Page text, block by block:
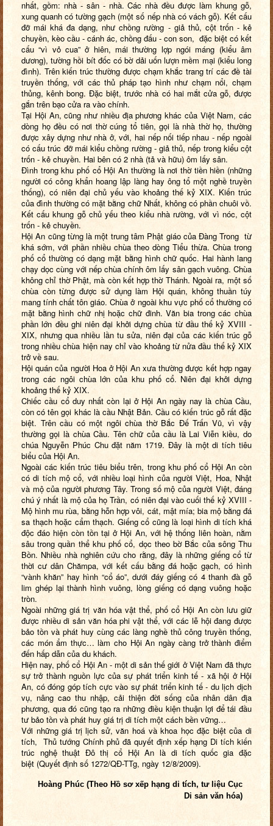
nhất, gồm: nhà - sân - nhà. Các nhà đều được làm khung gỗ,
xung quanh có tường gạch (một số nếp nhà có vách gỗ). Kết cấu
đỡ mái khá đa dạng, như chồng rường - giả thủ, cột trốn - kẻ
chuyền, kèo cầu - cánh ác, chồng đấu - con son, đặc biệt có kết
cấu “vì vỏ cua” ở hiên, mái thường lợp ngói máng (kiểu âm
dương), tường hồi bít đốc có bờ dải uốn lượn mềm mại (kiểu long
đình). Trên kiến trúc thường được chạm khắc trang trí các đề tài
truyền thống, với các thủ pháp tạo hình như chạm nổi, chạm
thủng, kênh bong. Đặc biệt, trước nhà có hai mắt cửa gỗ, được
gắn trên bạo cửa ra vào chính.
Tại Hội An, cũng như nhiều địa phương khác của Việt Nam, các
dòng họ đều có nơi thờ cúng tổ tiên, gọi là nhà thờ họ, thường
được xây dựng như nhà ở, với, hai nếp nối tiếp nhau - nếp ngoài
có cấu trúc đỡ mái kiểu chồng rường - giả thủ, nếp trong kiểu cột
trốn - kẻ chuyền. Hai bên có 2 nhà (tả và hữu) ôm lấy sân.
Đình trong khu phố cổ Hội An thường là nơi thờ tiền hiền (những
người có công khẩn hoang lập làng hay ông tổ một nghề truyền
thống), có niên đại chủ yếu vào khoảng thế kỷ XIX. Kiến trúc
của đình thường có mặt bằng chữ Nhất, không có phần chuôi vồ.
Kết cấu khung gỗ chủ yếu theo kiểu nhà rường, với vì nóc, cột
trốn - kẻ chuyền.
Hội An cũng từng là một trung tâm Phật giáo của Đàng Trong từ
khásớm, với phần nhiều chùa theo dòng Tiểu thừa. Chùa trong
phố cổ thường có dạng mặt bằng hình chữ quốc. Hai hành lang
chạy dọc cùng với nếp chùa chính ôm lấy sân gạch vuông. Chùa
không chỉ thờ Phật, mà còn kết hợp thờ Thánh. Ngoài ra, một số
chùa còn từng được sử dụng làm Hội quán, không thuần túy
mang tính chất tôn giáo. Chùa ở ngoài khu vực phố cổ thường có
mặt bằng hình chữ nhị hoặc chữ đinh. Văn bia trong các chùa
phần lớn đều ghi niên đại khởi dựng chùa từ đầu thế kỷ XVIII -
XIX, nhưng qua nhiều lần tu sửa, niên đại của các kiến trúc gỗ
trong nhiều chùa hiện nay chỉ vào khoảng từ nửa đầu thế kỷ XIX
trở về sau.
Hội quán của người Hoa ở Hội An xưa thường được kết hợp ngay
trong các ngôi chùa lớn của khu phố cổ. Niên đại khởi dựng
khoảng thế kỷ XIX.
Chiếc cầu cổ duy nhất còn lại ở Hội An ngày nay là chùa Cầu,
còn có tên gọi khác là cầu Nhật Bản. Cầu có kiến trúc gỗ rất đặc
biệt. Trên cầu có một ngôi chùa thờ Bắc Đế Trấn Vũ, vì vậy
thường gọi là chùa Cầu. Tên chữ của cầu là Lai Viễn kiều, do
chúa Nguyễn Phúc Chu đặt năm 1719. Đây là một di tích tiêu
biểu của Hội An.
Ngoài các kiến trúc tiêu biểu trên, trong khu phố cổ Hội An còn
có di tích mộ cổ, với nhiều loại hình của người Việt, Hoa, Nhật
và mộ của người phương Tây. Trong số mộ của người Việt, đáng
chú ý nhất là mộ của họ Trần, có niên đại vào cuối thế kỷ XVIII -
Mộ hình mu rùa, bằng hỗn hợp vôi, cát, mật mía; bia mộ bằng đá
sa thạch hoặc cẩm thạch. Giếng cổ cũnglà loại hình di tích khá
độc đáo hiện còn tồn tại ở Hội An, với hệ thống liên hoàn, nằm
sâu trong quần thể khu phố cổ, dọc theo bờ Bắc của sông Thu
Bồn. Nhiều nhà nghiên cứu cho rằng, đây là những giếng cổ từ
thời cư dân Chămpa, với kết cấu bằng đá hoặc gạch, có hình
“vành khăn” hay hình “cổ áo”, dưới đáy giếng có 4 thanh đà gỗ
lim ghép lại thành hình vuông, lòng giếng có dạng vuông hoặc
tròn.
Ngoài những giá trị văn hóa vật thể, phố cổ Hội An còn lưu giữ
được nhiều di sản văn hóa phi vật thể, với các lễ hội đang được
bảo tồn và phát huy cùng các làng nghề thủ công truyền thống,
các món ẩm thực… làm cho Hội An ngày càng trở thành điểm
đến hấp dẫn của du khách.
Hiện nay, phố cổ Hội An - một di sản thế giới ở Việt Nam đã thực
sự trở thành nguồn lực của sự phát triển kinh tế - xã hội ở Hội
An, có đóng góp tích cực vào sự phát triển kinh tế - du lịch dịch
vụ, nâng cao thu nhập, cải thiện đời sống của nhân dân địa
phương, qua đó cũng tạo ra những điều kiện thuận lợi để tái đầu
tư bảo tồn và phát huy giá trị di tích một cách bền vững…
Với những giá trịlịch sử, văn hoá và khoa học đặc biệt của di
tích, Thủ tướng Chính phủ đã quyết định xếp hạng Di tích kiến
trúc nghệ thuật Đô thị cổ Hội An là di tích quốc gia đặc
biệt (Quyết định số 1272/QĐ-TTg, ngày 12/8/2009).
Hoàng Phúc (Theo Hồ sơ xếp hạng di tích, tư liệu Cục
Di sản văn hóa)